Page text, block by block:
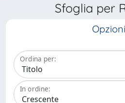
Sfoglia per
Opzioni
Ordina per:
In ordine: